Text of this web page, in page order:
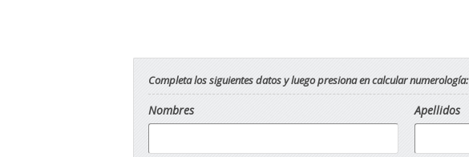
Completa los siguientes datos y luego presiona en calcular numerología:
Nombres Apellidos